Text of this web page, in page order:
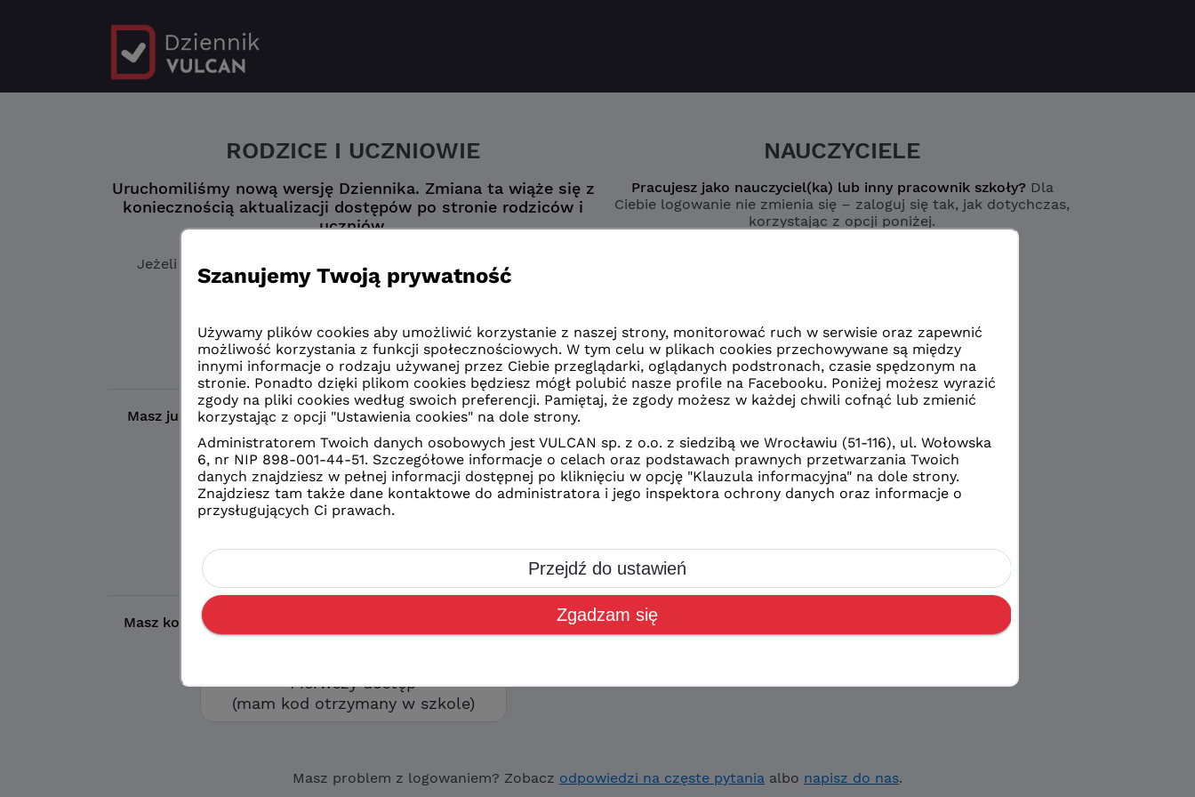
RODZICE I UCZNIOWIE
Uruchomiliśmy nową wersję Dziennika. Zmiana ta wiąże się z
koniecznością aktualizacji dostępów po stronie rodziców i
uczniów.
Jeżeli jeszcze nie masz zaktualizowanego konta
wybierz opcję
„Logowanie przed zmianą”
Logowanie przed zmianą
Masz już konto?Wybierz wybrany przez Ciebie sposób logowania
Logowanie
konto eduVULCAN
zwykłe konto szkolne
Masz kod otrzymany w szkole?
Aby utworzyć swoje konto wybierz
opcję „Pierwszy dostęp”
Pierwszy dostęp
(mam kod otrzymany w szkole)
NAUCZYCIELE
Pracujesz jako nauczyciel(ka) lub inny pracownik szkoły? Dla
Ciebie logowanie nie zmienia się – zaloguj się tak, jak dotychczas,
korzystając z opcji poniżej.
Masz problem z logowaniem? Zobacz odpowiedzi na częste pytania albo napisz do nas.